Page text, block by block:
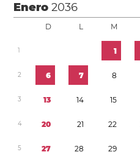
Enero2036
D L M
1 1
2 6 7 8
3 13 14 15
4 20 21 22
5 27 28 29